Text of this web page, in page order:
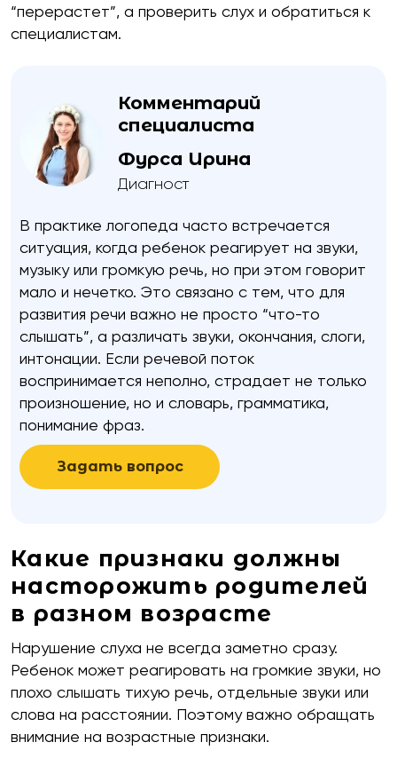
“перерастет”, а проверить слух и обратиться к
специалистам.
Комментарий
специалиста
Фурса Ирина
Диагност
Задать вопрос
В практике логопеда часто встречается
ситуация, когда ребенок реагирует на звуки,
музыку или громкую речь, но при этом говорит
мало и нечетко. Это связано с тем, что для
развития речи важно не просто “что-то
слышать”, а различать звуки, окончания, слоги,
интонации. Если речевой поток
воспринимается неполно, страдает не только
произношение, но и словарь, грамматика,
понимание фраз.
Какие признаки должны
насторожить родителей
в разном возрасте
Нарушение слуха не всегда заметно сразу.
Ребенок может реагировать на громкие звуки, но
плохо слышать тихую речь, отдельные звуки или
слова на расстоянии. Поэтому важно обращать
внимание на возрастные признаки.